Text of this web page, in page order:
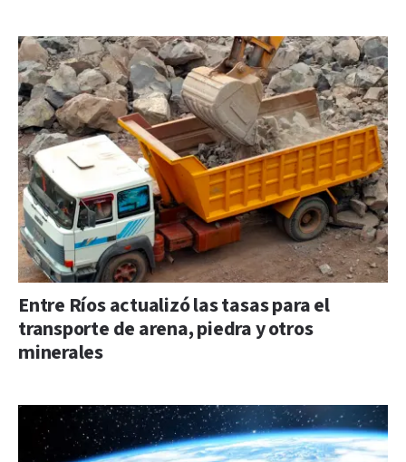
Entre Ríos actualizó las tasas para el
transporte de arena, piedra y otros
minerales